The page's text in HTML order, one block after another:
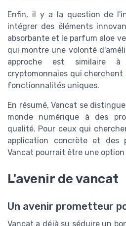
Enfin, il y a la question de
intégrer des éléments
absorbante et le parfum aloe
qui montre une volonté
approche est similaire
cryptomonnaies qui cherchent
fonctionnalités uniques.
En résumé, Vancat se
monde numérique à des
qualité. Pour ceux qui
application concrète et des
Vancat pourrait être une
L'avenir de vancat
Un avenir prometteur
Vancat a déjà su séduire un